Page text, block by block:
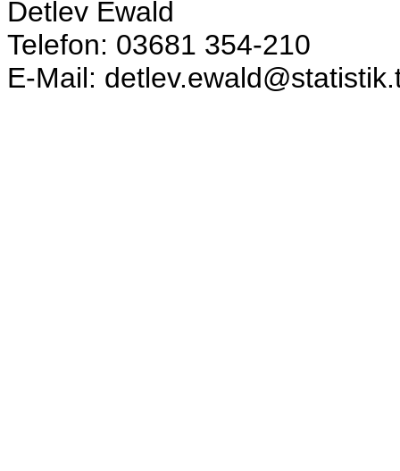
Detlev Ewald
Telefon: 03681 354-210
E-Mail: